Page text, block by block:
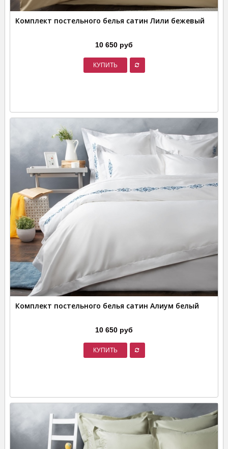
Комплект постельного белья сатин Лили бежевый
10 650 руб
КУПИТЬ
Комплект постельного белья сатин Алиум белый
10 650 руб
КУПИТЬ